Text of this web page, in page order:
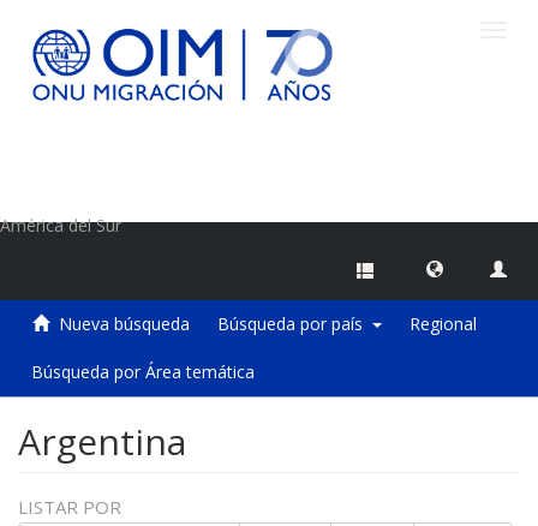
América del Sur
Nueva búsqueda Búsqueda por país Regional
Búsqueda por Área temática
Argentina
LISTAR POR